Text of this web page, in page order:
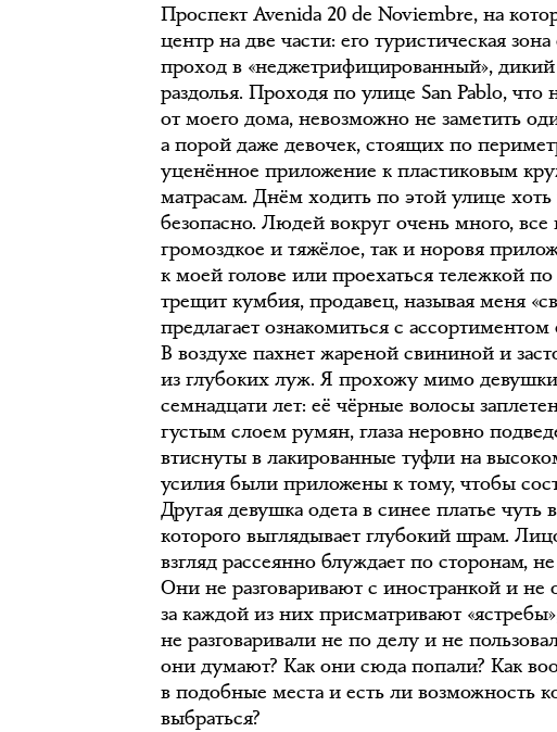
Проспект Avenida 20 de Noviembre, на
центр на две части: его туристическая
проход в «неджетрифицированный»,
раздолья. Проходя по улице San Pablo, что
от моего дома, невозможно не заметить
а порой даже девочек, стоящих по
уценённое приложение к пластиковым
матрасам. Днём ходить по этой улице
безопасно. Людей вокруг очень много, все
громоздкое и тяжёлое, так и норовя
к моей голове или проехаться тележкой
трещит кумбия, продавец, называя меня
предлагает ознакомиться с
В воздухе пахнет жареной свининой и
из глубоких луж. Я прохожу мимо
семнадцати лет: её чёрные волосы
густым слоем румян, глаза неровно
втиснуты в лакированные туфли на
усилия были приложены к тому, чтобы
Другая девушка одета в синее платье чуть
которого выглядывает глубокий шрам.
взгляд рассеянно блуждает по сторонам,
Они не разговаривают с иностранкой и
за каждой из них присматривают
не разговаривали не по делу и не
они думают? Как они сюда попали? Как
в подобные места и есть ли возможность
выбраться?